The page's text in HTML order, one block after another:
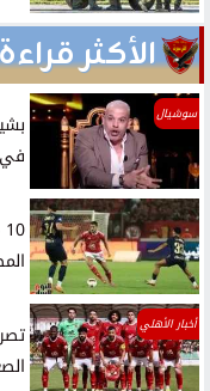
الأكثر
سوشيال
أخبار الأهلي